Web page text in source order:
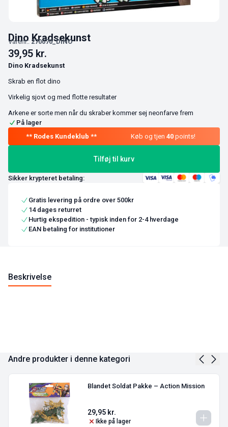
Dino Kradsekunst
Varenr.: 270070_DINO
39,95 kr.
Dino Kradsekunst
Skrab en flot dino
Virkelig sjovt og med flotte resultater
Arkene er sorte men når du skraber kommer sej neonfarve frem
På lager
Køb og tjen 40points!
Tilføj til kurv
Sikker krypteret betaling:
Gratis levering på ordre over 500kr
14 dages returret
Hurtig ekspedition - typisk inden for 2-4 hverdage
EAN betaling for institutioner
Beskrivelse
Andre produkter i denne kategori
Blandet Soldat Pakke – Action Mission
29,95 kr.
Ikke på lager